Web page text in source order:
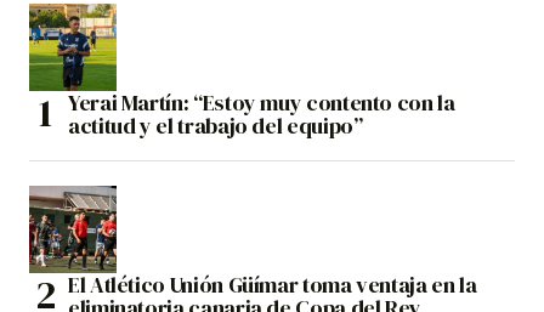
Yerai Martín: “Estoy muy contento con la
actitud y el trabajo del equipo”
El Atlético Unión Güímar toma ventaja en la